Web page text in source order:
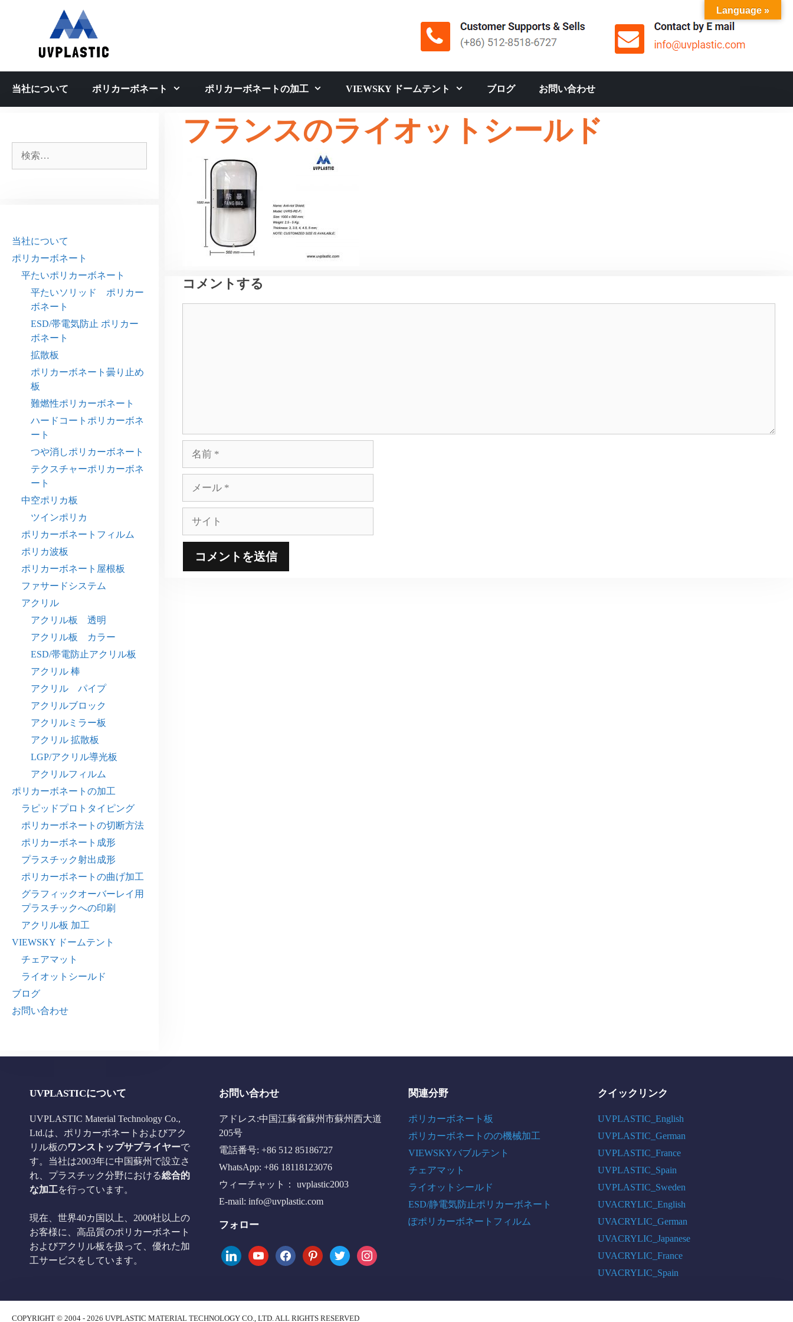
キ
当社について ポリカーボネート ポリカーボネートの加工 VIEWSKY ドームテント ブログ お問い合わせ
フランスのライオットシールド
コメントする
ル
ト
索:
当社について
ポリカーボネート
平たいポリカーボネート
平たいソリッド ポリカー
ボネート
ESD/帯電気防止 ポリカー
ボネート
拡散板
ポリカーボネート曇り止め
板
難燃性ポリカーボネート
ハードコートポリカーボネ
ート
つや消しポリカーボネート
テクスチャーポリカーボネ
ート
中空ポリカ板
ツインポリカ
ポリカーボネートフィルム
ポリカ波板
ポリカーボネート屋根板
ファサードシステム
アクリル
アクリル板 透明
アクリル板 カラー
ESD/帯電防止アクリル板
アクリル 棒
アクリル パイプ
アクリルブロック
アクリルミラー板
アクリル 拡散板
LGP/アクリル導光板
アクリルフィルム
ポリカーボネートの加工
ラピッドプロトタイピング
ポリカーボネートの切断方法
ポリカーボネート成形
プラスチック射出成形
ポリカーボネートの曲げ加工
グラフィックオーバーレイ用
プラスチックへの印刷
アクリル板 加工
VIEWSKY ドームテント
チェアマット
ライオットシールド
ブログ
お問い合わせ
UVPLASTICについて
UVPLASTIC Material Technology Co.,
Ltd.は、ポリカーボネートおよびアク
リル板のワンストップサプライヤーで
す。当社は2003年に中国蘇州で設立さ
れ、プラスチック分野における総合的
な加工を行っています。
現在、世界40カ国以上、2000社以上の
お客様に、高品質のポリカーボネート
およびアクリル板を扱って、優れた加
工サービスをしています。
お問い合わせ
アドレス:中国江蘇省蘇州市蘇州西大道
205号
電話番号: +86 512 85186727
WhatsApp: +86 18118123076
ウィーチャット： uvplastic2003
E-mail: info@uvplastic.com
フォロー
linkedinyoutubefacebookpinteresttwitter instagram
関連分野
ポリカーボネート板
ポリカーボネートのの機械加工
VIEWSKYバブルテント
チェアマット
ライオットシールド
ESD/静電気防止ポリカーボネート
ぽポリカーボネートフィルム
クイックリンク
UVPLASTIC_English
UVPLASTIC_German
UVPLASTIC_France
UVPLASTIC_Spain
UVPLASTIC_Sweden
UVACRYLIC_English
UVACRYLIC_German
UVACRYLIC_Japanese
UVACRYLIC_France
UVACRYLIC_Spain
COPYRIGHT © 2004 - 2026 UVPLASTIC MATERIAL TECHNOLOGY CO., LTD. ALL RIGHTS RESERVED
Language »